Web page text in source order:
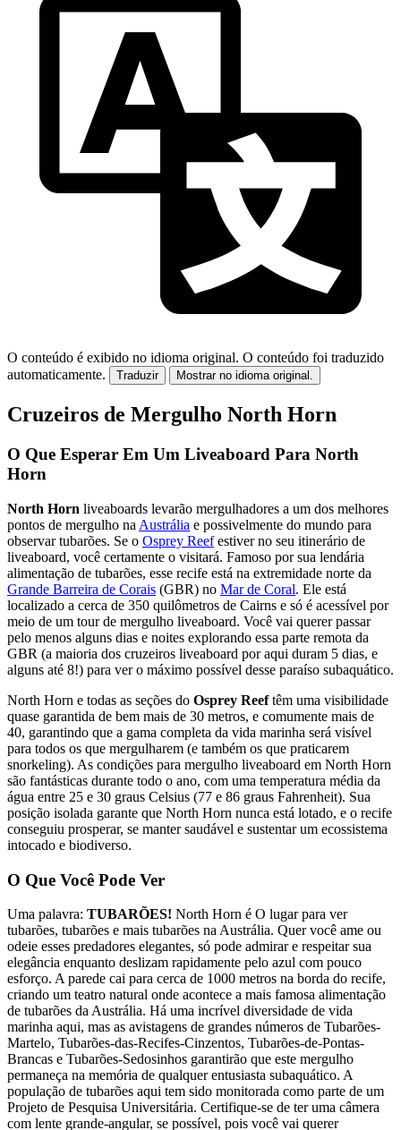
O conteúdo é exibido no idioma original. O conteúdo foi traduzido
automaticamente.
Traduzir Mostrar no idioma original.
Cruzeiros de Mergulho North Horn
O Que Esperar Em Um Liveaboard Para North
Horn
North Horn liveaboards levarão mergulhadores a um dos melhores
pontos de mergulho na Austrália e possivelmente do mundo para
observar tubarões. Se o Osprey Reefestiver no seu itinerário de
liveaboard, você certamente o visitará. Famoso por sua lendária
alimentação de tubarões, esse recife está na extremidade norte da
Grande Barreira de Corais (GBR) no Mar de Coral. Ele está
localizado a cerca de 350 quilômetros de Cairns e só é acessível por
meio de um tour de mergulho liveaboard. Você vai querer passar
pelo menos alguns dias e noites explorando essa parte remota da
GBR (a maioria dos cruzeiros liveaboard por aqui duram 5 dias, e
alguns até 8!) para ver o máximo possível desse paraíso subaquático.
North Horn e todas as seções do Osprey Reeftêm uma visibilidade
quase garantida de bem mais de 30 metros, e comumente mais de
40, garantindo que a gama completa da vida marinha será visível
para todos os que mergulharem (e também os que praticarem
snorkeling). As condições para mergulho liveaboard em North Horn
são fantásticas durante todo o ano, com uma temperatura média da
água entre 25 e 30 graus Celsius (77 e 86 graus Fahrenheit). Sua
posição isolada garante que North Horn nunca está lotado, e o recife
conseguiu prosperar, se manter saudável e sustentar um ecossistema
intocado e biodiverso.
O Que Você Pode Ver
Uma palavra: TUBARÕES! North Horn é O lugar para ver
tubarões, tubarões e mais tubarões na Austrália. Quer você ame ou
odeie esses predadores elegantes, só pode admirar e respeitar sua
elegância enquanto deslizam rapidamente pelo azul com pouco
esforço. A parede cai para cerca de 1000 metros na borda do recife,
criando um teatro natural onde acontece a mais famosa alimentação
de tubarões da Austrália. Há uma incrível diversidade de vida
marinha aqui, mas as avistagens de grandes números de Tubarões-
Martelo, Tubarões-das-Recifes-Cinzentos, Tubarões-de-Pontas-
Brancas e Tubarões-Sedosinhos garantirão que este mergulho
permaneça na memória de qualquer entusiasta subaquático. A
população de tubarões aqui tem sido monitorada como parte de um
Projeto de Pesquisa Universitária. Certifique-se de ter uma câmera
com lente grande-angular, se possível, pois você vai querer